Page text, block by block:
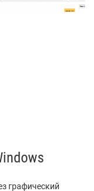
графический